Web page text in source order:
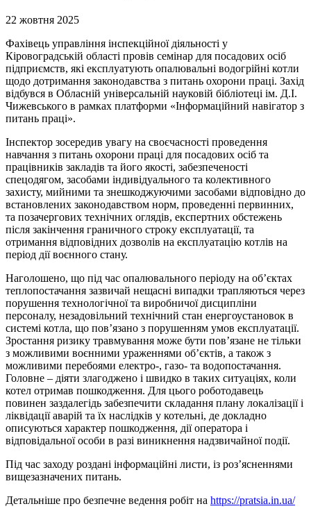
22 жовтня 2025
Фахівець управління інспекційної діяльності у
Кіровоградській області провів семінар для посадових осіб
підприємств, які експлуатують опалювальні водогрійні котли
щодо дотримання законодавства з питань охорони праці. Захід
відбувся в Обласній універсальній науковій бібліотеці ім. Д.І.
Чижевського в рамках платформи «Інформаційний навігатор з
питань праці».
Інспектор зосередив увагу на своєчасності проведення
навчання з питань охорони праці для посадових осіб та
працівників закладів та його якості, забезпеченості
спецодягом, засобами індивідуального та колективного
захисту, мийними та знешкоджуючими засобами відповідно до
встановлених законодавством норм, проведенні первинних,
та позачергових технічних оглядів, експертних обстежень
після закінчення граничного строку експлуатації, та
отримання відповідних дозволів на експлуатацію котлів на
період дії воєнного стану.
Наголошено, що під час опалювального періоду на об’єктах
теплопостачання зазвичай нещасні випадки трапляються через
порушення технологічної та виробничої дисципліни
персоналу, незадовільний технічний стан енергоустановок в
системі котла, що пов’язано з порушенням умов експлуатації.
Зростання ризику травмування може бути пов’язане не тільки
з можливими воєнними ураженнями об’єктів, а також з
можливими перебоями електро-, газо- та водопостачання.
Головне – діяти злагоджено і швидко в таких ситуаціях, коли
котел отримав пошкодження. Для цього роботодавець
повинен заздалегідь забезпечити складання плану локалізації і
ліквідації аварій та їх наслідків у котельні, де докладно
описуються характер пошкодження, дії оператора і
відповідальної особи в разі виникнення надзвичайної події.
Під час заходу роздані інформаційні листи, із роз’ясненнями
вищезазначених питань.
Детальніше про безпечне ведення робіт на https://pratsia.in.ua/